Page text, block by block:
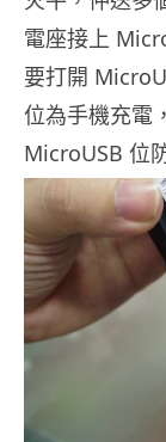
電座接上
要打開
位為手機充電
MicroUSB 位